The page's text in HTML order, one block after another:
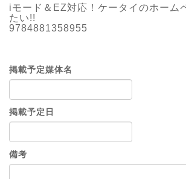
iモード＆EZ対応！ケータイのホーム
たい!!
9784881358955
掲載予定媒体名
掲載予定日
備考